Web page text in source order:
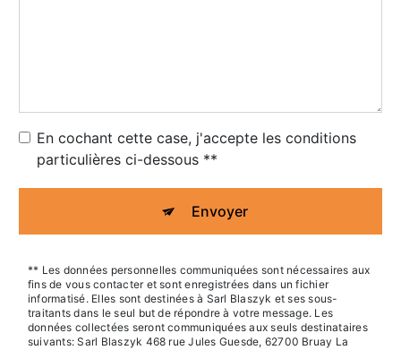
En cochant cette case, j'accepte les conditions
particulières ci-dessous **
Envoyer
** Les données personnelles communiquées sont nécessaires aux
fins de vous contacter et sont enregistrées dans un fichier
informatisé. Elles sont destinées à Sarl Blaszyk et ses sous-
traitants dans le seul but de répondre à votre message. Les
données collectées seront communiquées aux seuls destinataires
suivants: Sarl Blaszyk 468 rue Jules Guesde, 62700 Bruay La